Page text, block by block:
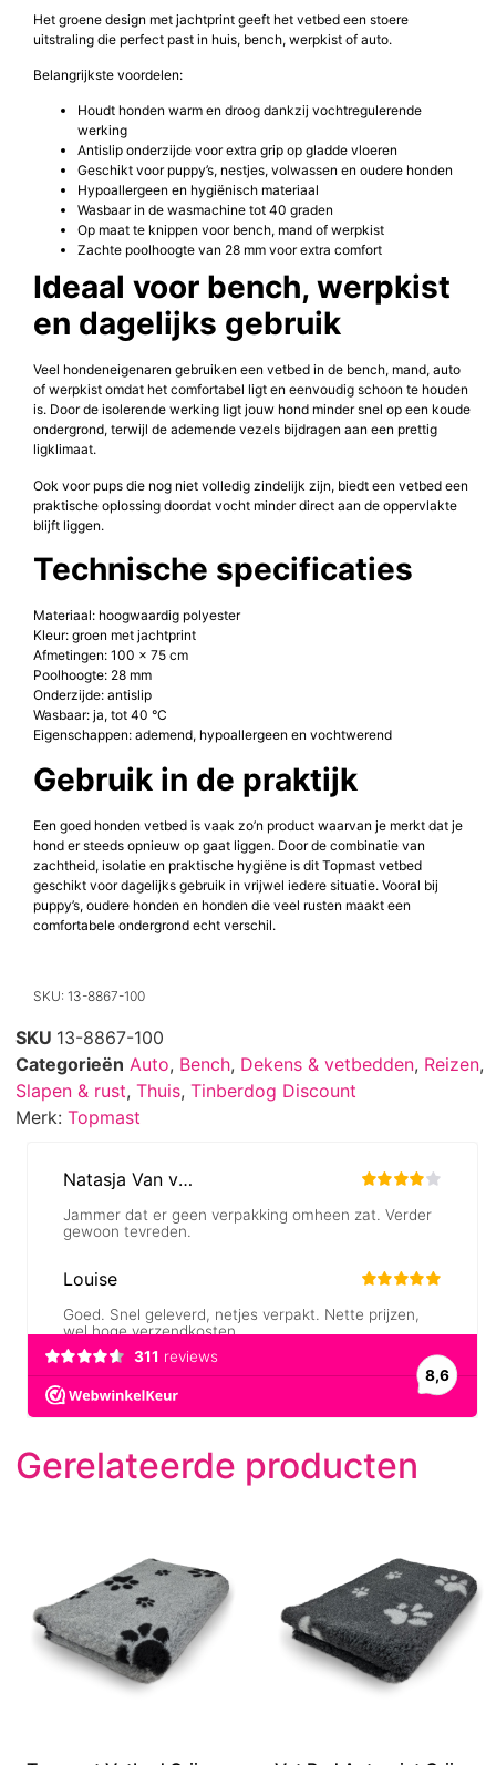
Het groene design met jachtprint geeft het vetbed een stoere
uitstraling die perfect past in huis, bench, werpkist of auto.
Belangrijkste voordelen:
Houdt honden warm en droog dankzij vochtregulerende
werking
Antislip onderzijde voor extra grip op gladde vloeren
Geschikt voor puppy’s, nestjes, volwassen en oudere honden
Hypoallergeen en hygiënisch materiaal
Wasbaar in de wasmachine tot 40 graden
Op maat te knippen voor bench, mand of werpkist
Zachte poolhoogte van 28 mm voor extra comfort
Ideaal voor bench, werpkist
en dagelijks gebruik
Veel hondeneigenaren gebruiken een vetbed in de bench, mand, auto
of werpkist omdat het comfortabel ligt en eenvoudig schoon te houden
is. Door de isolerende werking ligt jouw hond minder snel op een koude
ondergrond, terwijl de ademende vezels bijdragen aan een prettig
ligklimaat.
Ook voor pups die nog niet volledig zindelijk zijn, biedt een vetbed een
praktische oplossing doordat vocht minder direct aan de oppervlakte
blijft liggen.
Technische specificaties
Materiaal: hoogwaardig polyester
Kleur: groen met jachtprint
Afmetingen: 100 x 75 cm
Poolhoogte: 28 mm
Onderzijde: antislip
Wasbaar: ja, tot 40 °C
Eigenschappen: ademend, hypoallergeen en vochtwerend
Gebruik in de praktijk
Een goed honden vetbed is vaak zo’n product waarvan je merkt dat je
hond er steeds opnieuw op gaat liggen. Door de combinatie van
zachtheid, isolatie en praktische hygiëne is dit Topmast vetbed
geschikt voor dagelijks gebruik in vrijwel iedere situatie. Vooral bij
puppy’s, oudere honden en honden die veel rusten maakt een
comfortabele ondergrond echt verschil.
SKU: 13-8867-100
SKU 13-8867-100
Categorieën Auto, Bench, Dekens & vetbedden, Reizen,
Slapen & rust, Thuis, Tinberdog Discount
Merk: Topmast
Gerelateerde producten